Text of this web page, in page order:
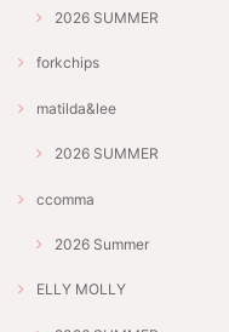
2026 SUMMER
forkchips
matilda&lee
2026 SUMMER
ccomma
2026 Summer
ELLY MOLLY